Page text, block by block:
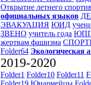
Открытие летнего
официальных языков
ЭВАКУАЦИЯ ЮИД
ЗВЕНО учитель года
жертвам фашизма
Folder64 Экологическая
2019-2020
Folder1 Folder10 Folder11
Folder19 Юнармейцы